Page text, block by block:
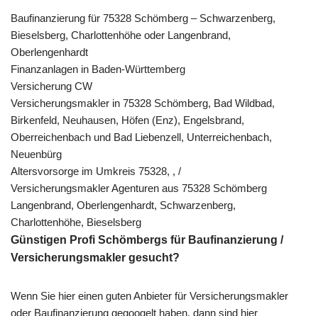
Baufinanzierung für 75328 Schömberg – Schwarzenberg,
Bieselsberg, Charlottenhöhe oder Langenbrand,
Oberlengenhardt
Finanzanlagen in Baden-Württemberg
Versicherung CW
Versicherungsmakler in 75328 Schömberg, Bad Wildbad,
Birkenfeld, Neuhausen, Höfen (Enz), Engelsbrand,
Oberreichenbach und Bad Liebenzell, Unterreichenbach,
Neuenbürg
Altersvorsorge im Umkreis 75328, , /
Versicherungsmakler Agenturen aus 75328 Schömberg
Langenbrand, Oberlengenhardt, Schwarzenberg,
Charlottenhöhe, Bieselsberg
Günstigen Profi Schömbergs für Baufinanzierung /
Versicherungsmakler gesucht?
Wenn Sie hier einen guten Anbieter für Versicherungsmakler
oder Baufinanzierung gegoogelt haben, dann sind hier